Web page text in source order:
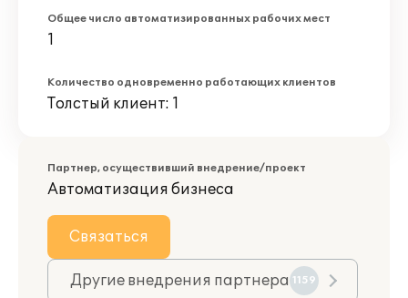
Общее число автоматизированных рабочих мест
1
Количество одновременно работающих клиентов
Толстый клиент: 1
Партнер, осуществивший внедрение/проект
Автоматизация бизнеса
Связаться
Другие внедрения партнера 1159